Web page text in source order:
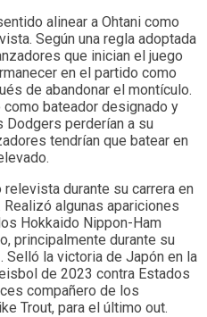
alinear a Ohtani como
Según una regla adoptada
que inician el juego
en el partido como
de abandonar el montículo.
bateador designado y
Dodgers perderían a su
tendrían que batear en
relevista durante su carrera en
algunas apariciones
Hokkaido Nippon-Ham
principalmente durante su
Selló la victoria de Japón en la
de 2023 contra Estados
compañero de los
Trout, para el último out.